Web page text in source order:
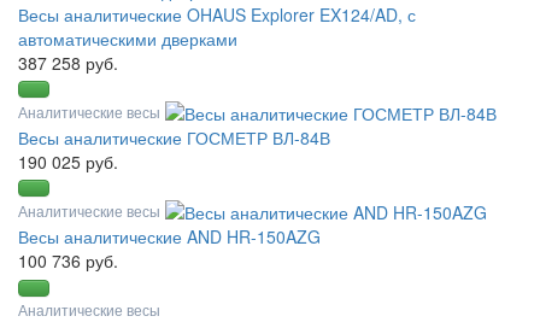
Весы аналитические OHAUS Explorer EX124/AD, с
автоматическими дверками
387 258 руб.
Аналитические весы
Весы аналитические ГОСМЕТР ВЛ-84В
190 025 руб.
Аналитические весы
Весы аналитические AND HR-150AZG
100 736 руб.
Аналитические весы